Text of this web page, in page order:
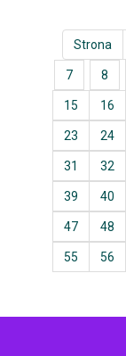
Strona
7 8
15 16
23 24
31 32
39 40
47 48
55 56